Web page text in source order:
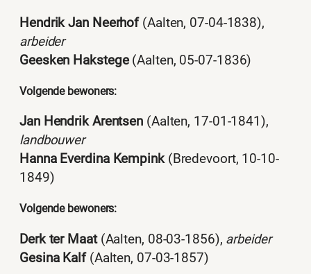
Hendrik Jan Neerhof(Aalten, 07-04-1838),
arbeider
Geesken Hakstege(Aalten, 05-07-1836)
Volgende bewoners:
Jan Hendrik Arentsen (Aalten, 17-01-1841),
landbouwer
Hanna Everdina Kempink(Bredevoort, 10-10-
1849)
Volgende bewoners:
Derk ter Maat(Aalten, 08-03-1856), arbeider
Gesina Kalf(Aalten, 07-03-1857)